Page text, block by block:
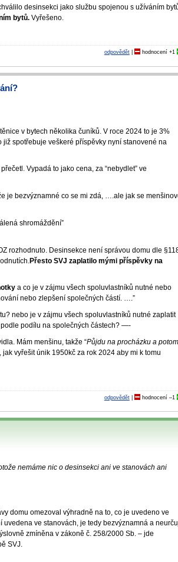
desinsekci jako službu spojenou s užíváním
bytů. Vyřešeno.
odpovědět| hodnocení +1
v bytech několika čuníků. V roce 2024 to je 3%
spotřebuje veškeré příspěvky nyní stanovené na
Vypadá to jako cena, za “nebydlet” ve
je bezvýznamné co se mi zdá, ….ale jak se
shromáždění”
rozhodnuto. Desinsekce není správou domu dle
Přesto SVJ zaplatilo mými příspěvky na
a co je v zájmu všech spoluvlastníků nutné nebo
nebo zlepšení společných částí. ….”
nebo je v zájmu všech spoluvlastníků nutné zaplatit
podílu na společných částech? —-
Mám menšinu, takže “Půjdu na procházku a
vyřešit únik 1950kč za rok 2024 aby mi k tomu
odpovědět| hodnocení –1
nemáme nic o desinsekci ani ve stanovách ani
domu omezoval výhradně na to, co je uvedeno ve
uvedena ve stanovách, je tedy bezvýznamná a
zmíněna v zákoně č. 258/2000 Sb. – jde
SVJ.